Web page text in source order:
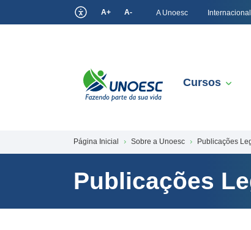
A+ A- A Unoesc
Cursos
Página Inicial Sobre a Unoesc Publicações
Publicações